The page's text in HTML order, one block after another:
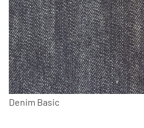
Denim Basic